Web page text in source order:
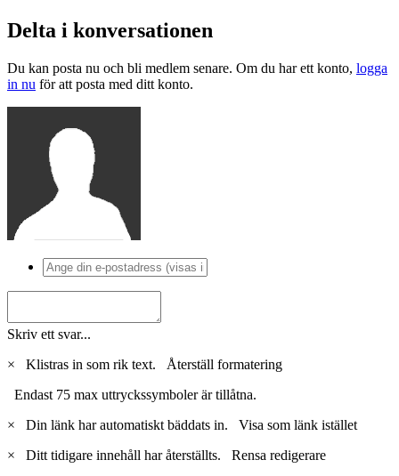
Delta i konversationen
Du kan posta nu och bli medlem senare. Om du har ett konto, logga
in nu för att posta med ditt konto.
Skriv ett svar...
×
Klistras in som rik text. Återställ formatering
Endast 75 max uttryckssymboler är tillåtna.
×
Din länk har automatiskt bäddats in. Visa som länk istället
×
Ditt tidigare innehåll har återställts. Rensa redigerare